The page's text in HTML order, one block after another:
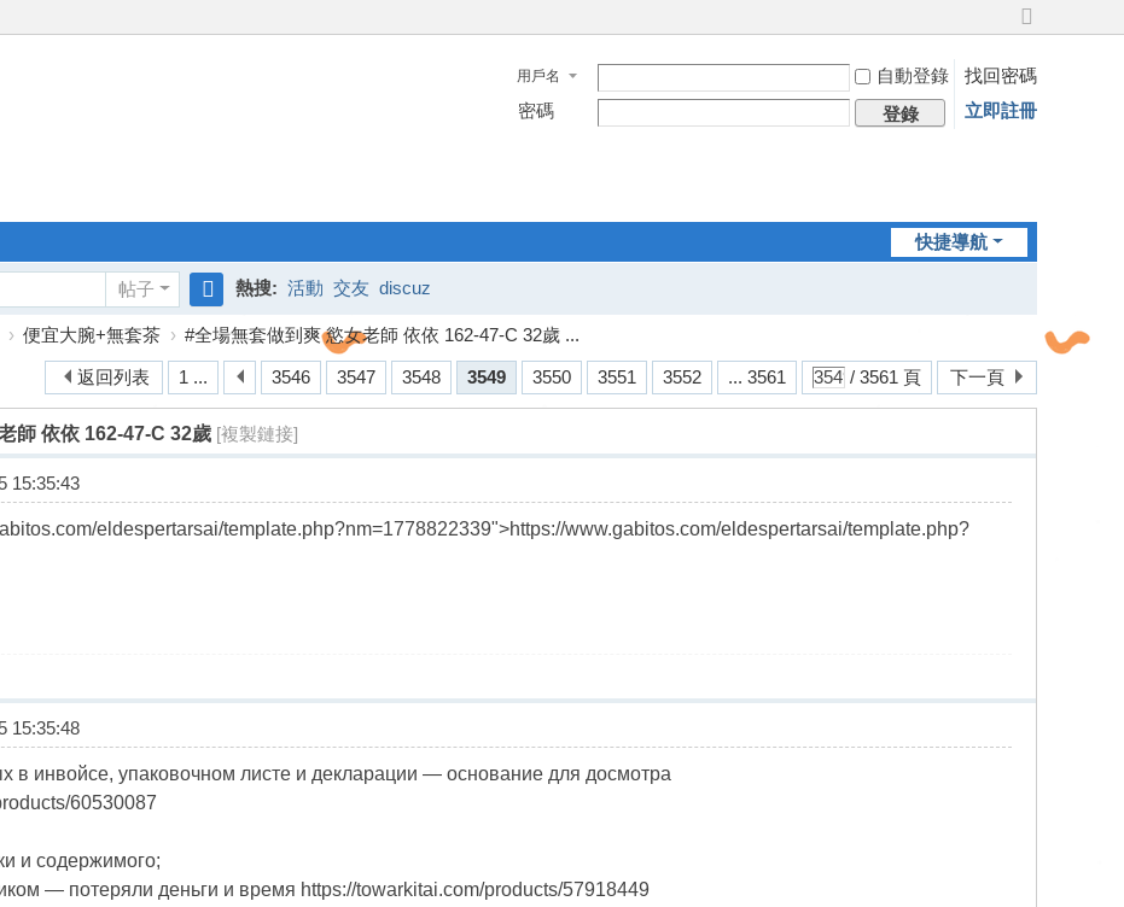
切
到
寬
版
用戶名 自動登錄
找回密碼
密碼
登錄 立即註冊
快捷導航
帖子
搜
索
熱搜: 活動 交友 discuz
› 便宜大腕+無套茶 › #全場無套做到爽 慾女老師 依依 162-47-C 32歲 ...
1 ... 3546 3547 3548 3549 3550 3551 3552 ... 3561 / 3561 頁 下一頁
返回列表
師 依依 162-47-C 32歲 [複製鏈接]
15:35:43
eldespertarsai/template.php?nm=1778822339">https://www.gabitos.com/eldespertarsai/template.php?
15:35:48
в инвойсе, упаковочном листе и декларации — основание для досмотра
60530087
и содержимого;
— потеряли деньги и время https://towarkitai.com/products/57918449